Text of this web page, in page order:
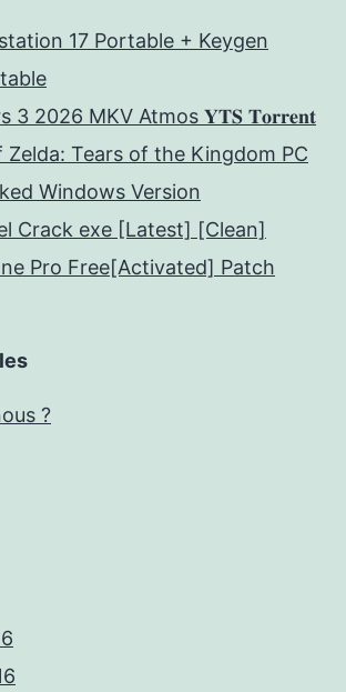
17 Portable + Keygen
3 2026 MKV Atmos 𝐘𝐓𝐒 𝐓𝐨𝐫𝐫𝐞𝐧𝐭
Zelda: Tears of the Kingdom PC
Windows Version
Crack exe [Latest] [Clean]
Pro Free[Activated] Patch
?